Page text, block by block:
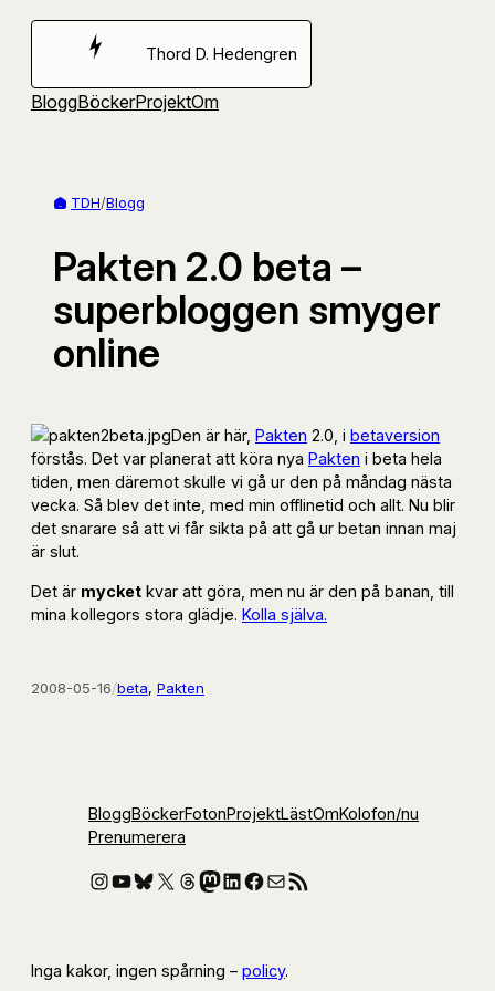
Hoppa
Thord D. Hedengren
BloggBöckerProjektOm
TDH/Blogg
Pakten 2.0 beta –
superbloggen smyger
online
Den är här, Pakten 2.0, i betaversion
förstås. Det var planerat att köra nya Pakten i beta hela
tiden, men däremot skulle vi gå ur den på måndag nästa
vecka. Så blev det inte, med min offlinetid och allt. Nu blir
det snarare så att vi får sikta på att gå ur betan innan maj
är slut.
Det är mycket kvar att göra, men nu är den på banan, till
mina kollegors stora glädje. Kolla själva.
2008-05-16/beta, Pakten
BloggBöckerFotonProjektLästOmKolofon/nu
Prenumerera
Instagram
YouTube
Bluesky
X Threads
Mastodon
LinkedIn
Facebook
E-postRSS-flöde
Inga kakor, ingen spårning – policy.